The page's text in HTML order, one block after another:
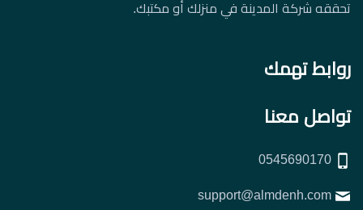
تحققه شركة المدينة في منزلك أو مكتبك.
روابط تهمك
تواصل معنا